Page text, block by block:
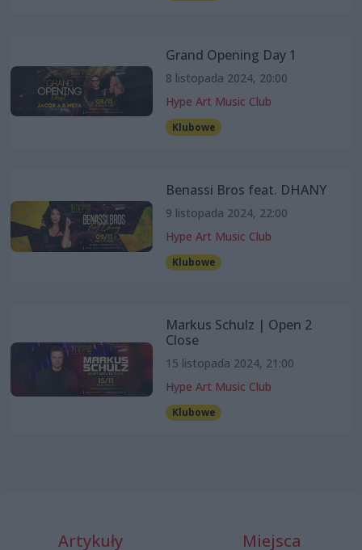
Grand Opening Day 1
8 listopada 2024, 20:00
Hype Art Music Club
Klubowe
Benassi Bros feat. DHANY
9 listopada 2024, 22:00
Hype Art Music Club
Klubowe
Markus Schulz | Open 2
Close
15 listopada 2024, 21:00
Hype Art Music Club
Klubowe
Artykuły Miejsca